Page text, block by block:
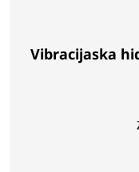
Vibracijaska